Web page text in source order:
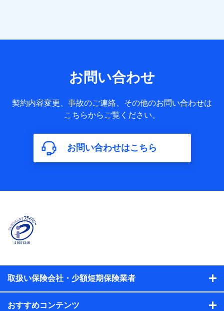
送信履歴などの情報）が含まれます。
約に関する情報。例として、保険契約者及び被保険者の氏
名、住所、生年月日、性別、保険契約者と被保険者の関係、
保険加入の目的、保険商品の内容、保険料、保険料のお支払
年数などの情報、ペットの種類や年齢などの情報などが含ま
れます。
【共同して利用する者の範囲】
株式会社NTTドコモ
当社又は株式会社NTTドコモが提供する保険関連サービスに
おけるユーザ登録受付および管理のため
当社又は株式会社NTTドコモと取引のあるもしくは委託を受
れらに付帯、関連する当社、株式会社NTTドコモおよび提携
会社のサービスを案内、提供するため
析して、お客さまの趣味・嗜好・傾向に応じたサービス・商
お問い合わせ
契約内容変更、事故のご連絡、その他のお問い合わせは
こちらからご覧ください。
お問い合わせはこちら
取扱い保険会社・少額短期保険業者
おすすめコンテンツ